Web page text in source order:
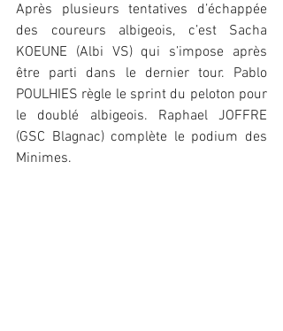
Après plusieurs tentatives d’échappée
des coureurs albigeois, c’est Sacha
KOEUNE (Albi VS) qui s’impose après
être parti dans le dernier tour. Pablo
POULHIES règle le sprint du peloton pour
le doublé albigeois. Raphael JOFFRE
(GSC Blagnac) complète le podium des
Minimes.